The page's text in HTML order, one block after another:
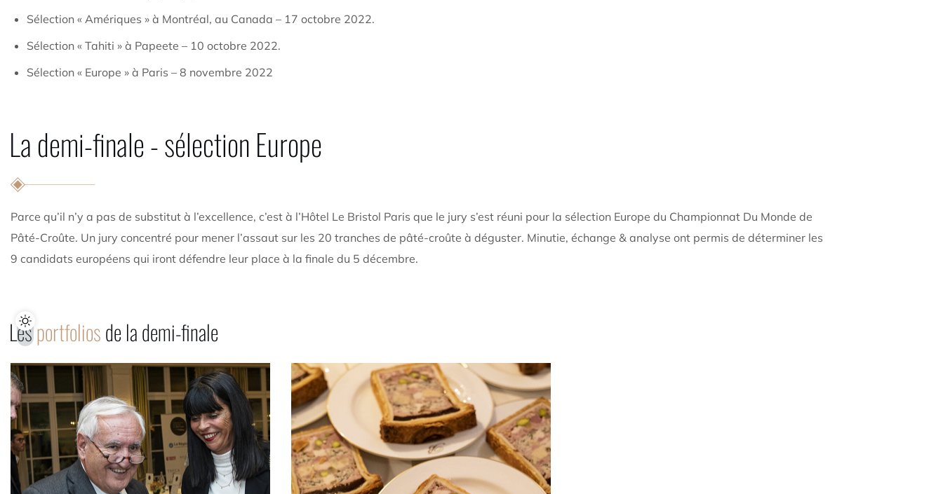
Sélection « Amériques » à Montréal, au Canada – 17 octobre 2022.
Sélection « Tahiti » à Papeete – 10 octobre 2022.
Sélection « Europe » à Paris – 8 novembre 2022
La demi-finale - sélection Europe
Parce qu’il n’y a pas de substitut à l’excellence, c’est à l’Hôtel Le Bristol Paris que le jury s’est réuni pour la sélection Europe du Championnat Du Monde de
Pâté-Croûte. Un jury concentré pour mener l’assaut sur les 20 tranches de pâté-croûte à déguster. Minutie, échange & analyse ont permis de déterminer les
9 candidats européens qui iront défendre leur place à la finale du 5 décembre.
Lesportfoliosde la demi-finale